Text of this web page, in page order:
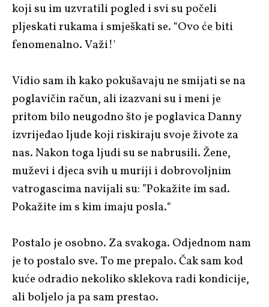
koji su im uzvratili pogled i svi su počeli
pljeskati rukama i smješkati se. “Ovo će biti
fenomenalno. Važi!'
Vidio sam ih kako pokušavaju ne smijati se na
poglavičin račun, ali izazvani su i meni je
pritom bilo neugodno što je poglavica Danny
izvrijeđao ljude koji riskiraju svoje živote za
nas. Nakon toga ljudi su se nabrusili. Žene,
muževi i djeca svih u muriji i dobrovoljnim
vatrogascima navijali su: ”Pokažite im sad.
Pokažite im s kim imaju posla.“
Postalo je osobno. Za svakoga. Odjednom nam
je to postalo sve. To me prepalo. Čak sam kod
kuće odradio nekoliko sklekova radi kondicije,
ali boljelo ja pa sam prestao.